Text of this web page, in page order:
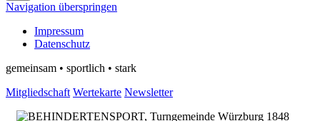
Navigation überspringen
Impressum
Datenschutz
gemeinsam • sportlich • stark
Mitgliedschaft Wertekarte Newsletter